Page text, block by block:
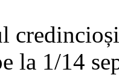
la 1/14